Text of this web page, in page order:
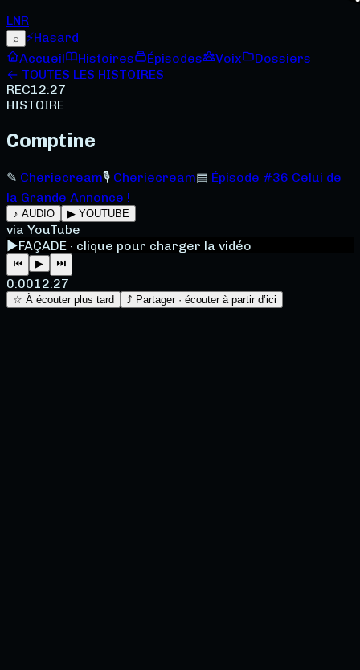
LNR
⌕ ⚡Hasard
Accueil
Histoires Épisodes Voix
Dossiers
← TOUTES LES HISTOIRES
REC12:27
HISTOIRE
Comptine
✎ Cheriecream🎙 Cheriecream▤ Épisode #36 Celui de
la Grande Annonce !
♪ AUDIO ▶ YOUTUBE
via YouTube
▶FAÇADE · clique pour charger la vidéo
⏮ ▶ ⏭
0:0012:27
☆ À écouter plus tard ⤴ Partager · écouter à partir d’ici